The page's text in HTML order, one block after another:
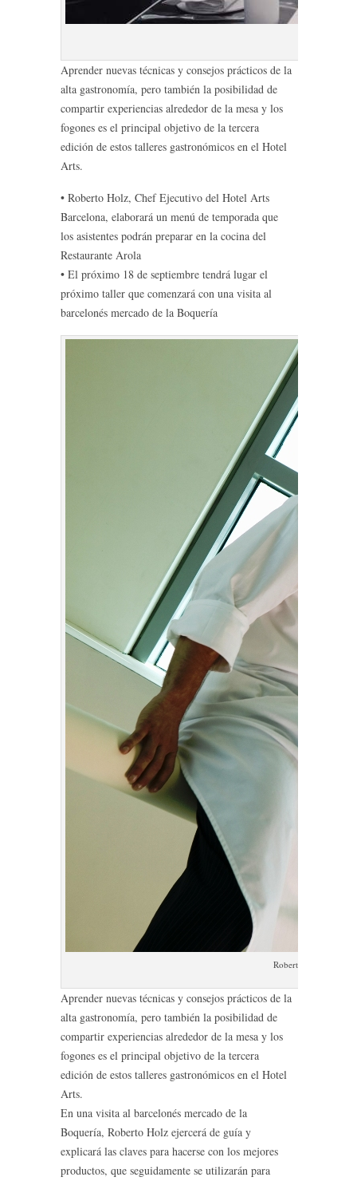
Aprender nuevas técnicas y consejos prácticos de la
alta gastronomía, pero también la posibilidad de
compartir experiencias alrededor de la mesa y los
fogones es el principal objetivo de la tercera
edición de estos talleres gastronómicos en el Hotel
Arts.
• Roberto Holz, Chef Ejecutivo del Hotel Arts
Barcelona, elaborará un menú de temporada que
los asistentes podrán preparar en la cocina del
Restaurante Arola
• El próximo 18 de septiembre tendrá lugar el
próximo taller que comenzará con una visita al
barcelonés mercado de la Boquería
Roberto-Holz
Aprender nuevas técnicas y consejos prácticos de la
alta gastronomía, pero también la posibilidad de
compartir experiencias alrededor de la mesa y los
fogones es el principal objetivo de la tercera
edición de estos talleres gastronómicos en el Hotel
Arts.
En una visita al barcelonés mercado de la
Boquería, Roberto Holz ejercerá de guía y
explicará las claves para hacerse con los mejores
productos, que seguidamente se utilizarán para